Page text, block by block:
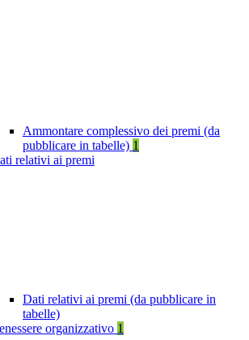
Ammontare complessivo dei premi (da
pubblicare in tabelle) 1
relativi ai premi
Dati relativi ai premi (da pubblicare in
tabelle)
organizzativo 1